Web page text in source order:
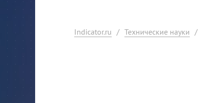
Indicator.ru / Технические науки /